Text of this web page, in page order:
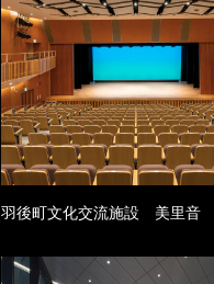
羽後町文化交流施設 美里音